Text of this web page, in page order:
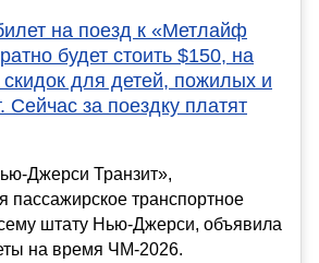
на поезд к «Метлайф
будет стоить $150, на
скидок для детей, пожилых и
Сейчас за поездку платят
Джерси Транзит»,
пассажирское транспортное
штату Нью-Джерси, объявила
на время ЧМ-2026.